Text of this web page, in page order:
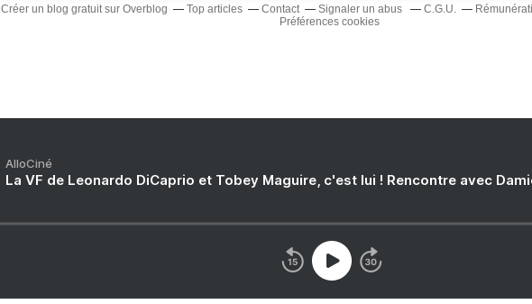
Créer un blog gratuit sur Overblog Top articles Contact Signaler un abus C.G.U.
Préférences cookies
AlloCiné
La VF de Leonardo DiCaprio et Tobey Maguire, c'est lui ! Rencontre avec